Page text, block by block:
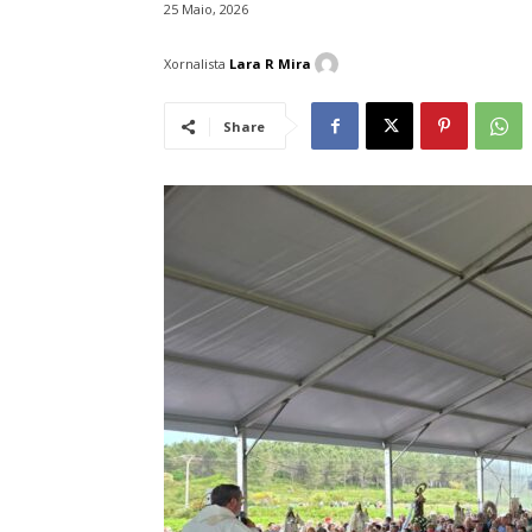
25 Maio, 2026
Xornalista Lara R Mira
Share